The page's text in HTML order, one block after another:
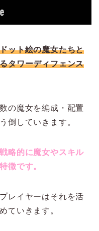
ット絵の魔女たちと
タワーディフェンス
の魔女を編成・配置
倒していきます。
略的に魔女やスキル
徴です。
レイヤーはそれを活
ていきます。